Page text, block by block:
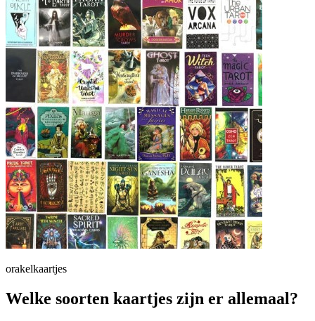
orakelkaartjes
Welke soorten kaartjes zijn er allemaal?